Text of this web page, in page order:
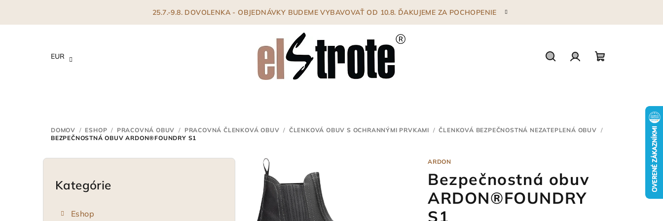
25.7.-9.8. DOVOLENKA - OBJEDNÁVKY BUDEME VYBAVOVAŤ OD 10.8. ĎAKUJEME ZA POCHOPENIE
EUR
DOMOV / ESHOP / PRACOVNÁ OBUV / PRACOVNÁ ČLENKOVÁ OBUV / ČLENKOVÁ OBUV S OCHRANNÝMI PRVKAMI / ČLENKOVÁ BEZPEČNOSTNÁ NEZATEPLENÁ OBUV /
BEZPEČNOSTNÁ OBUV ARDON®FOUNDRY S1
B
Preskočiť
kategórie
Kategórie
Eshop
ARDON
Bezpečnostná obuv
ARDON®FOUNDRY
S1